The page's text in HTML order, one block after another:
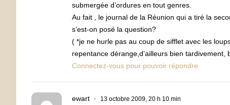
submergée d’ordures en tout genres.
Au fait , le journal de la Réunion qui a tiré la
s’est-on posé la question?
( *je ne hurle pas au coup de sifflet avec les
repentance dérange,d’ailleurs bien
Connectez-vous pour pouvoir répondre
ewart 13 octobre 2009, 20 h 10 min